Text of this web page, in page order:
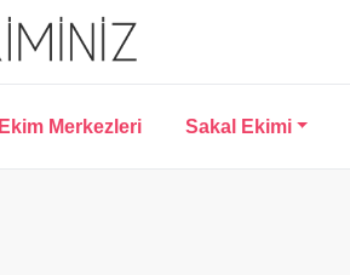
Merkezleri Sakal Ekimi